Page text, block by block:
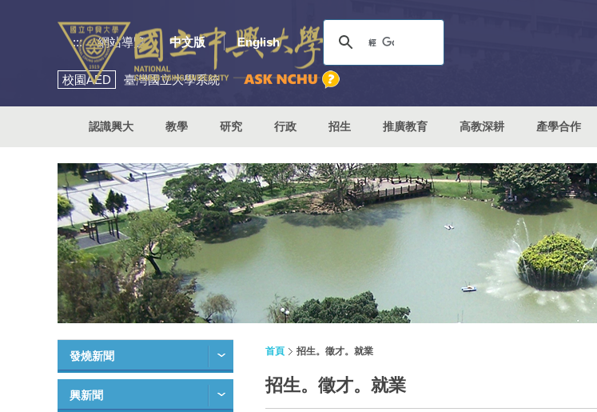
::: 網站導覽 中文版 English
校園AED 臺灣國立大學系統
認識興大 教學 研究 行政 招生 推廣教育 高教深耕 產學合作
發燒新聞
興新聞
首頁 招生。徵才。就業
招生。徵才。就業